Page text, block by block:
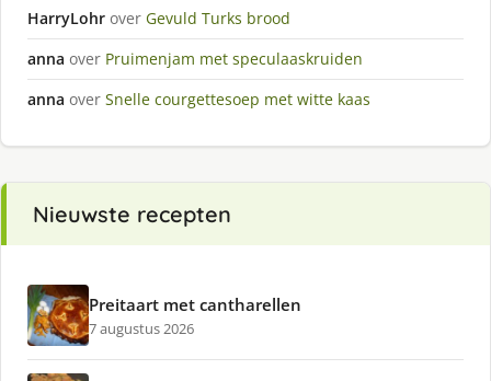
HarryLohr over Gevuld Turks brood
anna over Pruimenjam met speculaaskruiden
anna over Snelle courgettesoep met witte kaas
Nieuwste recepten
Preitaart met cantharellen
7 augustus 2026